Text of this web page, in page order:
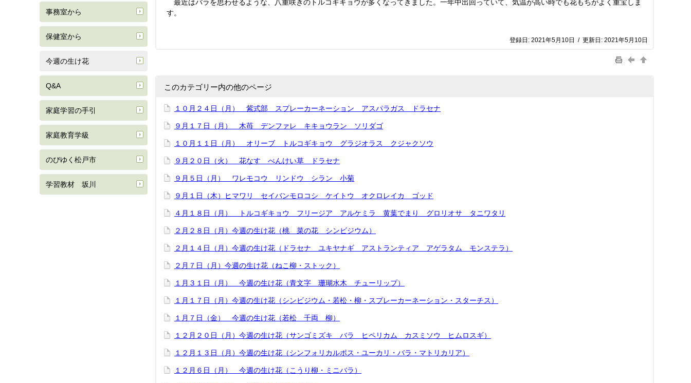
事務室から
保健室から
今週の生け花
Q&A
家庭学習の手引
家庭教育学級
のびゆく松戸市
学習教材 坂川
最近はバラを思わせるような、八重咲きのトルコギキョウが多くなってきました。一年中出回っていて、気温が高い時でも花もちがよく重宝しま
す。
登録日: 2021年5月10日 / 更新日: 2021年5月10日
このカテゴリー内の他のページ
１０月２４日（月） 紫式部 スプレーカーネーション アスパラガス ドラセナ
９月１７日（月） 木苺 デンファレ キキョウラン ソリダゴ
１０月１１日（月） オリーブ トルコギキョウ グラジオラス クジャクソウ
９月２０日（火） 花なす べんけい草 ドラセナ
９月５日（月） ワレモコウ リンドウ シラン 小菊
９月１日（木）ヒマワリ セイバンモロコシ ケイトウ オクロレイカ ゴッド
４月１８日（月） トルコギキョウ フリージア アルケミラ 黄葉でまり グロリオサ タニワタリ
２月２８日（月）今週の生け花（桃 菜の花 シンビジウム）
２月１４日（月）今週の生け花（ドラセナ ユキヤナギ アストランティア アゲラタム モンステラ）
２月７日（月）今週の生け花（ねこ柳・ストック）
１月３１日（月） 今週の生け花（青文字 珊瑚水木 チューリップ）
１月１７日（月）今週の生け花（シンビジウム・若松・柳・スプレーカーネーション・スターチス）
１月７日（金） 今週の生け花（若松 千両 柳）
１２月２０日（月）今週の生け花（サンゴミズキ バラ ヒペリカム カスミソウ ヒムロスギ）
１２月１３日（月）今週の生け花（シンフォリカルポス・ユーカリ・バラ・マトリカリア）
１２月６日（月） 今週の生け花（こうり柳・ミニバラ）